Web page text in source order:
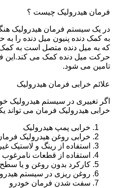
فرمان هیدرولیک چیست ؟
در یک سیستم فرمان هیدرولیک
به کمک دنده پنیون میل دنده را
که به میل دنده متصل است به
حرکت میل دنده کمک می کند.این
تامین می شود.
علائم خرابی فرمان هیدرولیک
اگر تغییری در سیستم هیدرولیک
خرابی هیدرولیک فرمان می تواند
خرابی پمپ هیدرولیک
خرابی روغن هیدرولیک
استفاده از رینگ و لاستیک
استفاده از قطعات
کارکرد بدون روغن و یا سطح
روغن ریزی در سیستم
سفت شدن فرمان خودرو